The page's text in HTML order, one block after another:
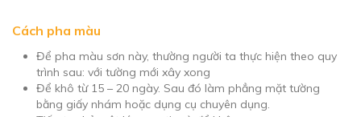
Cách pha màu
Để pha màu sơn này, thường người ta thực hiện theo quy
trình sau: với tường mới xây xong
Để khô từ 15 – 20 ngày. Sau đó làm phẳng mặt tường
bằng giấy nhám hoặc dụng cụ chuyên dụng.